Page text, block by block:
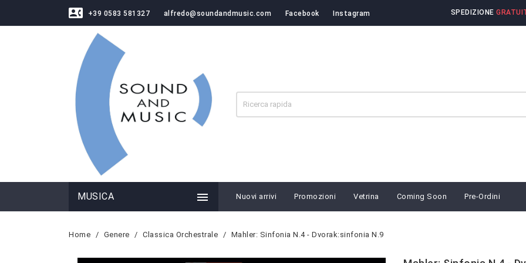
contact_phone +39 0583 581327 alfredo@soundandmusic.com Facebook Instagram SPEDIZIONE
MUSICA  Nuovi arrivi Promozioni Vetrina Coming Soon Pre-Ordini
Home Genere Classica Orchestrale Mahler: Sinfonia N.4 - Dvorak:sinfonia N.9